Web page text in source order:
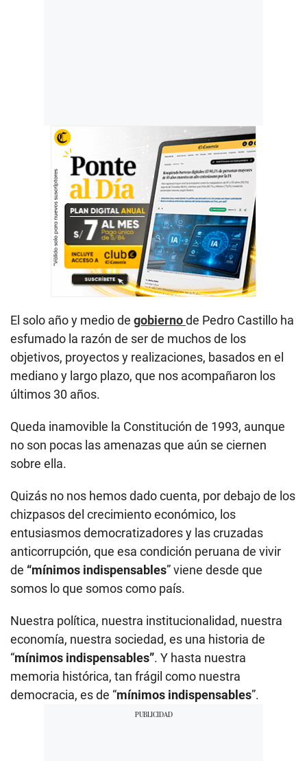
El solo año y medio de gobiernode Pedro Castillo ha
esfumado la razón de ser de muchos de los
objetivos, proyectos y realizaciones, basados en el
mediano y largo plazo, que nos acompañaron los
últimos 30 años.
Queda inamovible la Constitución de 1993, aunque
no son pocas las amenazas que aún se ciernen
sobre ella.
Quizás no nos hemos dado cuenta, por debajo de los
chizpasos del crecimiento económico, los
entusiasmos democratizadores y las cruzadas
anticorrupción, que esa condición peruana de vivir
de “mínimos indispensables” viene desde que
somos lo que somos como país.
Nuestra política, nuestra institucionalidad, nuestra
economía, nuestra sociedad, es una historia de
“mínimos indispensables”. Y hasta nuestra
memoria histórica, tan frágil como nuestra
democracia, es de “mínimos indispensables”.